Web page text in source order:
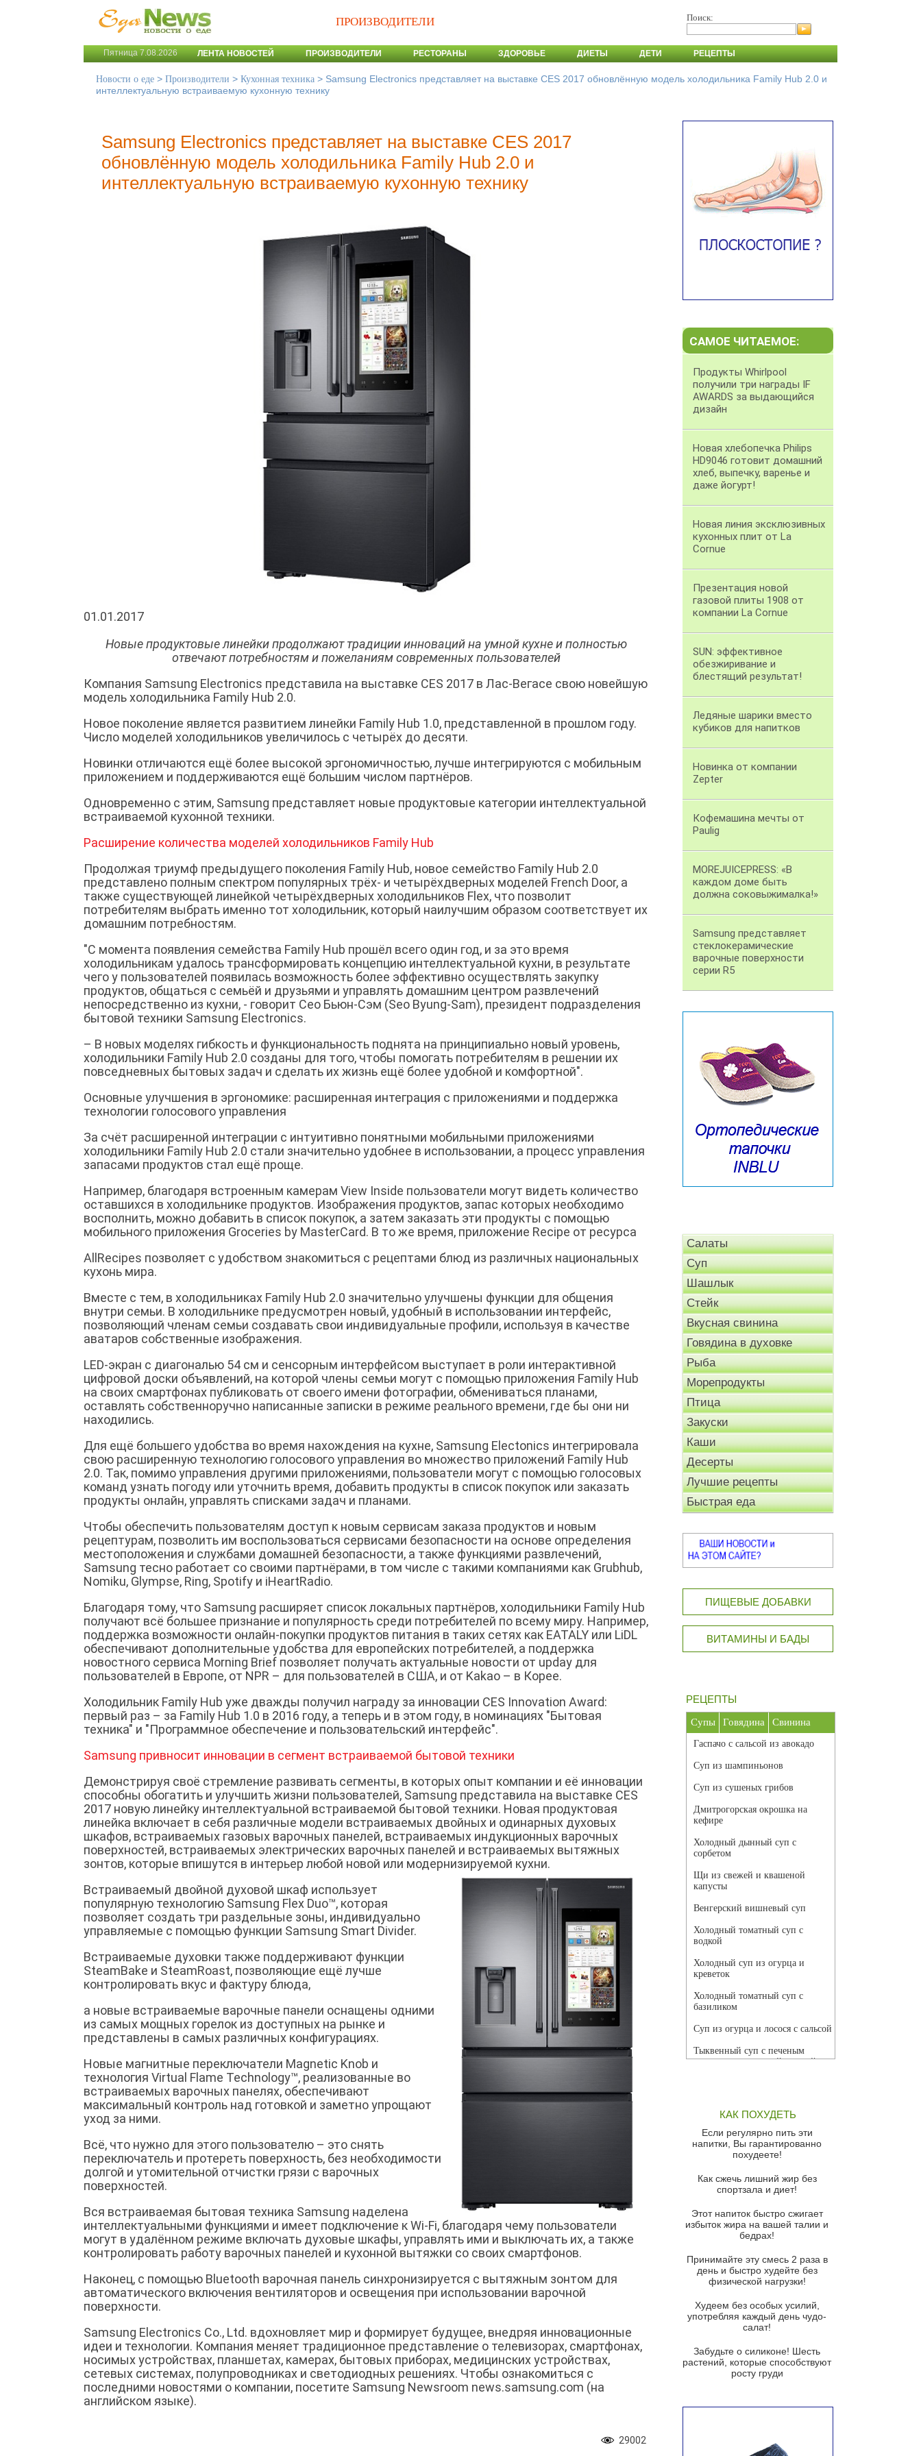
ПРОИЗВОДИТЕЛИ Поиск:
Пятница 7.08.2026 ЛЕНТА НОВОСТЕЙ ПРОИЗВОДИТЕЛИ РЕСТОРАНЫ ЗДОРОВЬЕ ДИЕТЫ ДЕТИ РЕЦЕПТЫ
Новости о еде > Производители > Кухонная техника > Samsung Electronics представляет на выставке CES 2017 обновлённую модель холодильника Family Hub 2.0 и
интеллектуальную встраиваемую кухонную технику
Samsung Electronics представляет на выставке CES 2017
обновлённую модель холодильника Family Hub 2.0 и
интеллектуальную встраиваемую кухонную технику
01.01.2017
Новые продуктовые линейки продолжают традиции инноваций на умной кухне и полностью
отвечают потребностям и пожеланиям современных пользователей
Компания Samsung Electronics представила на выставке CES 2017 в Лас-Вегасе свою новейшую
модель холодильника Family Hub 2.0.
Новое поколение является развитием линейки Family Hub 1.0, представленной в прошлом году.
Число моделей холодильников увеличилось с четырёх до десяти.
Новинки отличаются ещё более высокой эргономичностью, лучше интегрируются с мобильным
приложением и поддерживаются ещё большим числом партнёров.
Одновременно с этим, Samsung представляет новые продуктовые категории интеллектуальной
встраиваемой кухонной техники.
Расширение количества моделей холодильников Family Hub
Продолжая триумф предыдущего поколения Family Hub, новое семейство Family Hub 2.0
представлено полным спектром популярных трёх- и четырёхдверных моделей French Door, а
также существующей линейкой четырёхдверных холодильников Flex, что позволит
потребителям выбрать именно тот холодильник, который наилучшим образом соответствует их
домашним потребностям.
"С момента появления семейства Family Hub прошёл всего один год, и за это время
холодильникам удалось трансформировать концепцию интеллектуальной кухни, в результате
чего у пользователей появилась возможность более эффективно осуществлять закупку
продуктов, общаться с семьёй и друзьями и управлять домашним центром развлечений
непосредственно из кухни, - говорит Сео Бьюн-Сэм (Seo Byung-Sam), президент подразделения
бытовой техники Samsung Electronics.
– В новых моделях гибкость и функциональность поднята на принципиально новый уровень,
холодильники Family Hub 2.0 созданы для того, чтобы помогать потребителям в решении их
повседневных бытовых задач и сделать их жизнь ещё более удобной и комфортной".
Основные улучшения в эргономике: расширенная интеграция с приложениями и поддержка
технологии голосового управления
За счёт расширенной интеграции с интуитивно понятными мобильными приложениями
холодильники Family Hub 2.0 стали значительно удобнее в использовании, а процесс управления
запасами продуктов стал ещё проще.
Например, благодаря встроенным камерам View Inside пользователи могут видеть количество
оставшихся в холодильнике продуктов. Изображения продуктов, запас которых необходимо
восполнить, можно добавить в список покупок, а затем заказать эти продукты с помощью
мобильного приложения Groceries by MasterCard. В то же время, приложение Recipe от ресурса
AllRecipes позволяет с удобством знакомиться с рецептами блюд из различных национальных
кухонь мира.
Вместе с тем, в холодильниках Family Hub 2.0 значительно улучшены функции для общения
внутри семьи. В холодильнике предусмотрен новый, удобный в использовании интерфейс,
позволяющий членам семьи создавать свои индивидуальные профили, используя в качестве
аватаров собственные изображения.
LED-экран с диагональю 54 см и сенсорным интерфейсом выступает в роли интерактивной
цифровой доски объявлений, на которой члены семьи могут с помощью приложения Family Hub
на своих смартфонах публиковать от своего имени фотографии, обмениваться планами,
оставлять собственноручно написанные записки в режиме реального времени, где бы они ни
находились.
Для ещё большего удобства во время нахождения на кухне, Samsung Electonics интегрировала
свою расширенную технологию голосового управления во множество приложений Family Hub
2.0. Так, помимо управления другими приложениями, пользователи могут с помощью голосовых
команд узнать погоду или уточнить время, добавить продукты в список покупок или заказать
продукты онлайн, управлять списками задач и планами.
Чтобы обеспечить пользователям доступ к новым сервисам заказа продуктов и новым
рецептурам, позволить им воспользоваться сервисами безопасности на основе определения
местоположения и службами домашней безопасности, а также функциями развлечений,
Samsung тесно работает со своими партнёрами, в том числе с такими компаниями как Grubhub,
Nomiku, Glympse, Ring, Spotify и iHeartRadio.
Благодаря тому, что Samsung расширяет список локальных партнёров, холодильники Family Hub
получают всё большее признание и популярность среди потребителей по всему миру. Например,
поддержка возможности онлайн-покупки продуктов питания в таких сетях как EATALY или LiDL
обеспечивают дополнительные удобства для европейских потребителей, а поддержка
новостного сервиса Morning Brief позволяет получать актуальные новости от upday для
пользователей в Европе, от NPR – для пользователей в США, и от Kakao – в Корее.
Холодильник Family Hub уже дважды получил награду за инновации CES Innovation Award:
первый раз – за Family Hub 1.0 в 2016 году, а теперь и в этом году, в номинациях "Бытовая
техника" и "Программное обеспечение и пользовательский интерфейс".
Samsung привносит инновации в сегмент встраиваемой бытовой техники
Демонстрируя своё стремление развивать сегменты, в которых опыт компании и её инновации
способны обогатить и улучшить жизни пользователей, Samsung представила на выставке CES
2017 новую линейку интеллектуальной встраиваемой бытовой техники. Новая продуктовая
линейка включает в себя различные модели встраиваемых двойных и одинарных духовых
шкафов, встраиваемых газовых варочных панелей, встраиваемых индукционных варочных
поверхностей, встраиваемых электрических варочных панелей и встраиваемых вытяжных
зонтов, которые впишутся в интерьер любой новой или модернизируемой кухни.
Встраиваемый двойной духовой шкаф использует
популярную технологию Samsung Flex Duo™, которая
позволяет создать три раздельные зоны, индивидуально
управляемые с помощью функции Samsung Smart Divider.
Встраиваемые духовки также поддерживают функции
SteamBake и SteamRoast, позволяющие ещё лучше
контролировать вкус и фактуру блюда,
а новые встраиваемые варочные панели оснащены одними
из самых мощных горелок из доступных на рынке и
представлены в самых различных конфигурациях.
Новые магнитные переключатели Magnetic Knob и
технология Virtual Flame Technology™, реализованные во
встраиваемых варочных панелях, обеспечивают
максимальный контроль над готовкой и заметно упрощают
уход за ними.
Всё, что нужно для этого пользователю – это снять
переключатель и протереть поверхность, без необходимости
долгой и утомительной отчистки грязи с варочных
поверхностей.
Вся встраиваемая бытовая техника Samsung наделена
интеллектуальными функциями и имеет подключение к Wi-Fi, благодаря чему пользователи
могут в удалённом режиме включать духовые шкафы, управлять ими и выключать их, а также
контролировать работу варочных панелей и кухонной вытяжки со своих смартфонов.
Наконец, с помощью Bluetooth варочная панель синхронизируется с вытяжным зонтом для
автоматического включения вентиляторов и освещения при использовании варочной
поверхности.
Samsung Electronics Co., Ltd. вдохновляет мир и формирует будущее, внедряя инновационные
идеи и технологии. Компания меняет традиционное представление о телевизорах, смартфонах,
носимых устройствах, планшетах, камерах, бытовых приборах, медицинских устройствах,
сетевых системах, полупроводниках и светодиодных решениях. Чтобы ознакомиться с
последними новостями о компании, посетите Samsung Newsroom news.samsung.com (на
английском языке).
29002
САМОЕ ЧИТАЕМОЕ:
Продукты Whirlpool
получили три награды IF
AWARDS за выдающийся
дизайн
Новая хлебопечка Philips
HD9046 готовит домашний
хлеб, выпечку, варенье и
даже йогурт!
Новая линия эксклюзивных
кухонных плит от La
Cornue
Презентация новой
газовой плиты 1908 от
компании La Cornue
SUN: эффективное
обезжиривание и
блестящий результат!
Ледяные шарики вместо
кубиков для напитков
Новинка от компании
Zepter
Кофемашина мечты от
Paulig
MOREJUICEPRESS: «В
каждом доме быть
должна соковыжималка!»
Samsung представляет
стеклокерамические
варочные поверхности
серии R5
Салаты
Суп
Шашлык
Стейк
Вкусная свинина
Говядина в духовке
Рыба
Морепродукты
Птица
Закуски
Каши
Десерты
Лучшие рецепты
Быстрая еда
ПИЩЕВЫЕ ДОБАВКИ
ВИТАМИНЫ И БАДЫ
РЕЦЕПТЫ
Супы Говядина Свинина
Гаспачо с сальсой из авокадо
Суп из шампиньонов
Суп из сушеных грибов
Дмитрогорская окрошка на
кефире
Холодный дынный суп с
сорбетом
Щи из свежей и квашеной
капусты
Венгерский вишневый суп
Холодный томатный суп с
водкой
Холодный суп из огурца и
креветок
Холодный томатный суп с
базиликом
Суп из огурца и лосося с сальсой
Тыквенный суп с печеным
чесноком и томатной сальсой
красного перца
Парижский луковый суп
Суп из спаржи и горошка с
Суп-крем из цветной капусты
Французский луковый суп
Суп из баклажанов с моцареллой
Грибной крем-суп с кростини с
козьим сыром
Суп мисо с зеленым луком и
тофу
из рукколы
Португальский чесночный суп с
Ирландский картофельный суп
КАК ПОХУДЕТЬ
Если регулярно пить эти
напитки, Вы гарантированно
похудеете!
Как сжечь лишний жир без
спортзала и диет!
Этот напиток быстро сжигает
избыток жира на вашей талии и
бедрах!
Принимайте эту смесь 2 раза в
день и быстро худейте без
физической нагрузки!
Худеем без особых усилий,
употребляя каждый день чудо-
салат!
Забудьте о силиконе! Шесть
растений, которые способствуют
росту груди